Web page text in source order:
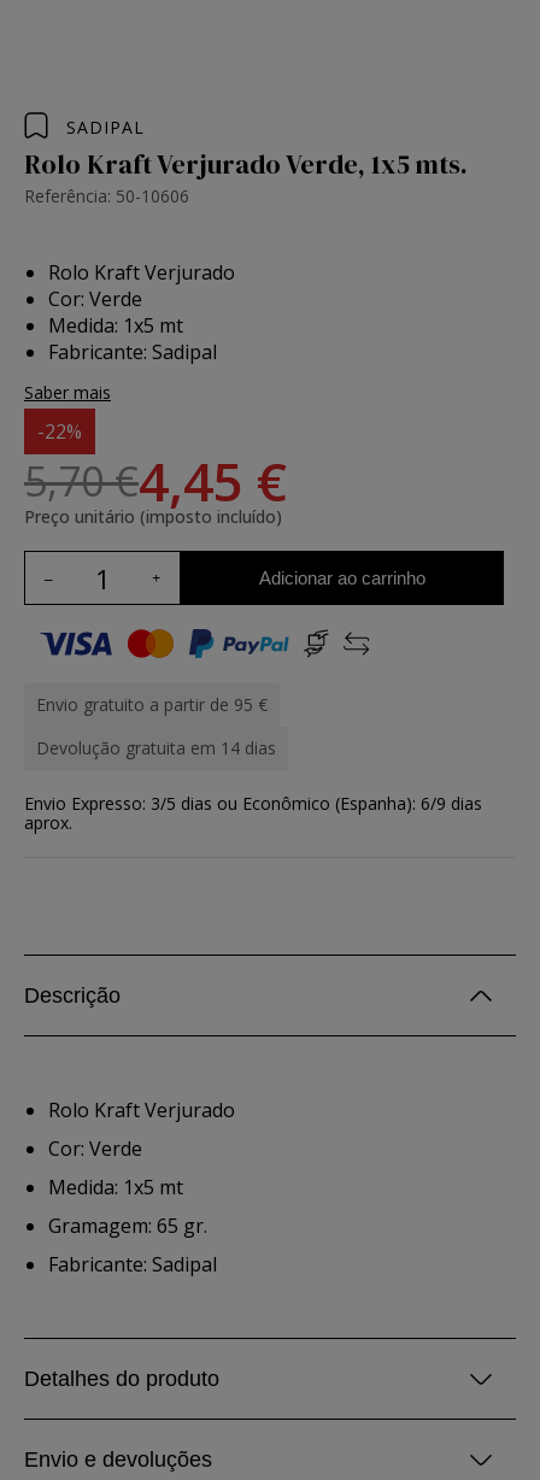
SADIPAL
Rolo Kraft Verjurado Verde, 1x5 mts.
Referência: 50-10606
Rolo Kraft Verjurado
Cor: Verde
Medida: 1x5 mt
Fabricante: Sadipal
Saber mais
-22%
5,70 €4,45 €
Preço unitário (imposto incluído)
Adicionar ao carrinho
Envio gratuito a partir de 95 €
Devolução gratuita em 14 dias
Envio Expresso: 3/5 dias ou Econômico (Espanha): 6/9 dias
aprox.
Descrição
Rolo Kraft Verjurado
Cor: Verde
Medida: 1x5 mt
Gramagem: 65 gr.
Fabricante: Sadipal
Detalhes do produto
Envio e devoluções